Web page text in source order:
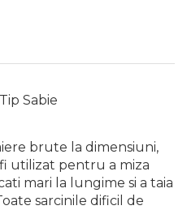
Sabie
brute la dimensiuni,
utilizat pentru a miza
mari la lungime si a taia
sarcinile dificil de